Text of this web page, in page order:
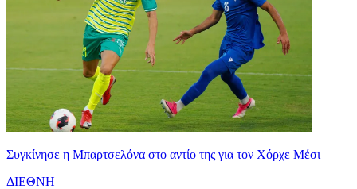
Συγκίνησε η Μπαρτσελόνα στο αντίο της για τον Χόρχε Μέσι
ΔΙΕΘΝΗ